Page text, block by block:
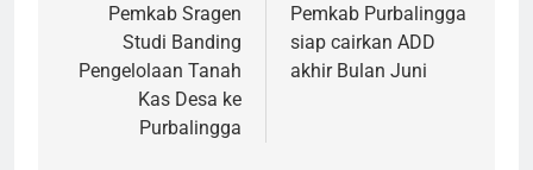
navigation
Pemkab Sragen
Studi Banding
Pengelolaan Tanah
Kas Desa ke
Purbalingga
Pemkab Purbalingga
siap cairkan ADD
akhir Bulan Juni